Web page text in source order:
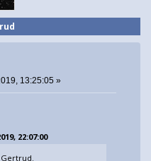
13:25:05 »
22:07:00